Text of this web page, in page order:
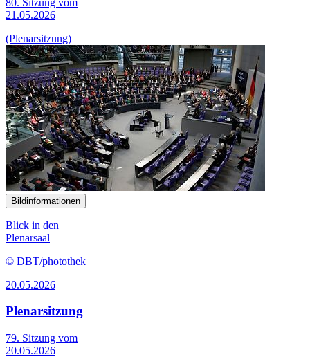
21.05.2026
(Plenarsitzung)
Bildinformationen
Blick in den
Plenarsaal
© DBT/photothek
20.05.2026
Plenarsitzung
79. Sitzung vom
20.05.2026